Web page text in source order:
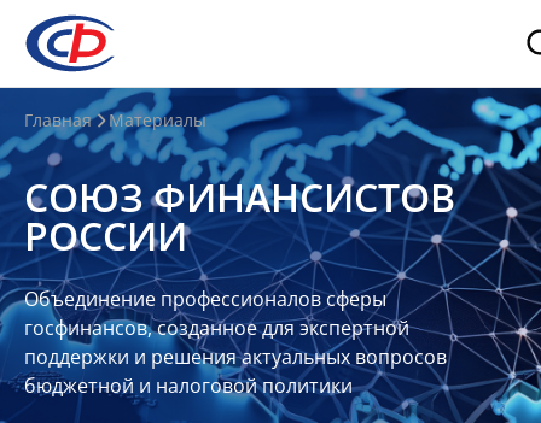
О
нас
О
СФР
Совет
Союза
Участники
Планы
Главная Материалы
СОЮЗ ФИНАНСИСТОВ
РОССИИ
Объединение профессионалов сферы
госфинансов, созданное для экспертной
поддержки и решения актуальных вопросов
бюджетной и налоговой политики